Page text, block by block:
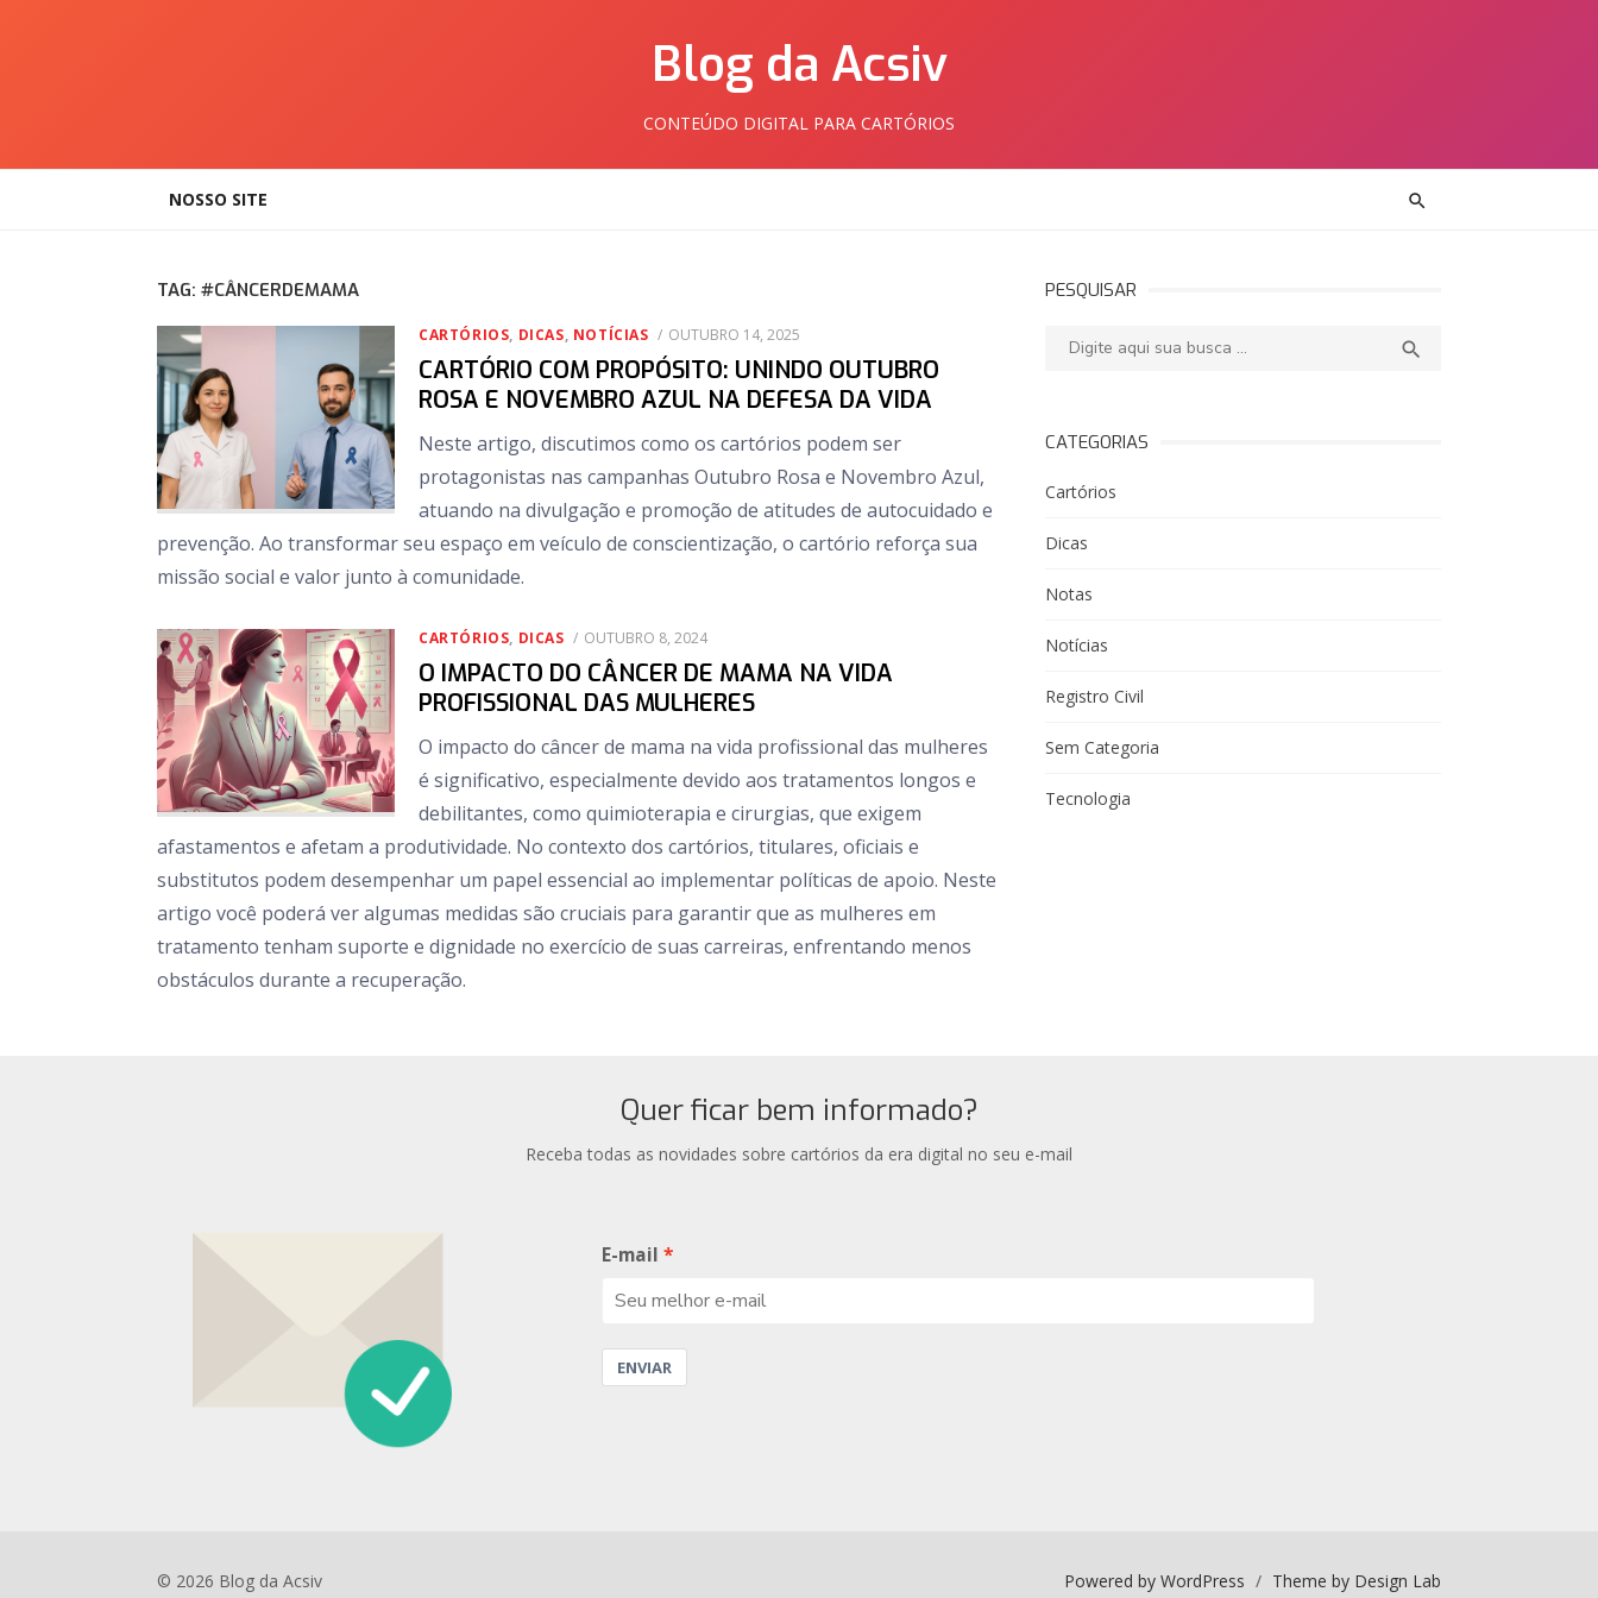
Blog da Acsiv
CONTEÚDO DIGITAL PARA CARTÓRIOS
NOSSO SITE
TAG: #CÂNCERDEMAMA
CARTÓRIOS, DICAS, NOTÍCIAS
POSTED
ON
OUTUBRO 14, 2025
CARTÓRIO COM PROPÓSITO: UNINDO OUTUBRO
ROSA E NOVEMBRO AZUL NA DEFESA DA VIDA
Neste artigo, discutimos como os cartórios podem ser
protagonistas nas campanhas Outubro Rosa e Novembro Azul,
atuando na divulgação e promoção de atitudes de autocuidado e
prevenção. Ao transformar seu espaço em veículo de conscientização, o cartório reforça sua
missão social e valor junto à comunidade.
CARTÓRIOS, DICAS
POSTED
OUTUBRO 8, 2024
O IMPACTO DO CÂNCER DE MAMA NA VIDA
PROFISSIONAL DAS MULHERES
O impacto do câncer de mama na vida profissional das mulheres
é significativo, especialmente devido aos tratamentos longos e
debilitantes, como quimioterapia e cirurgias, que exigem
afastamentos e afetam a produtividade. No contexto dos cartórios, titulares, oficiais e
substitutos podem desempenhar um papel essencial ao implementar políticas de apoio. Neste
artigo você poderá ver algumas medidas são cruciais para garantir que as mulheres em
tratamento tenham suporte e dignidade no exercício de suas carreiras, enfrentando menos
obstáculos durante a recuperação.
PESQUISAR
Pesquisar: 
CATEGORIAS
Cartórios
Dicas
Notas
Notícias
Registro Civil
Sem Categoria
Tecnologia
Quer ficar bem informado?
Receba todas as novidades sobre cartórios da era digital no seu e-mail
E-mail
ENVIAR
© 2026 Blog da Acsiv Powered by WordPress / Theme by Design Lab